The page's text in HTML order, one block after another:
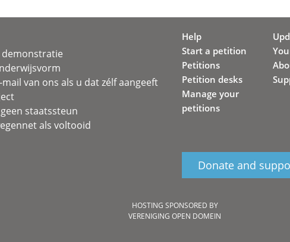
demonstratie
van ons als u dat zélf aangeeft
staatssteun
als voltooid
Help
Start a petition
Petitions
Petition desks
Manage your
petitions
Donate and
HOSTING SPONSORED BY
VERENIGING OPEN DOMEIN